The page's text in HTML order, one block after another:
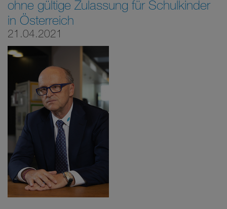
ohne gültige Zulassung für Schulkinder
in Österreich
21.04.2021